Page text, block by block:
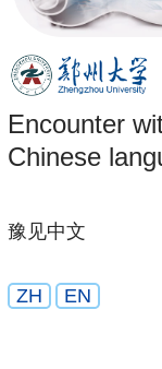
Encounter
Chinese
豫见中文
ZH EN